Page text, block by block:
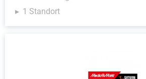
1 Standort